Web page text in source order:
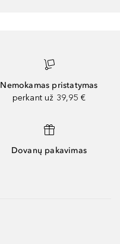
Nemokamas pristatymas
perkant už 39,95 €
Dovanų pakavimas